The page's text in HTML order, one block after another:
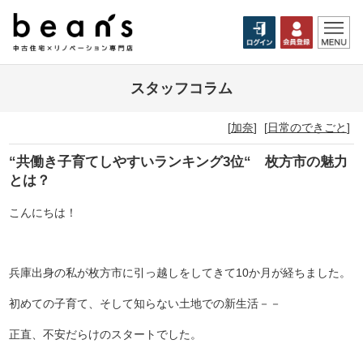
スタッフコラム
[加奈] [日常のできごと]
“共働き子育てしやすいランキング3位“ 枚方市の魅力
とは？
こんにちは！
兵庫出身の私が枚方市に引っ越しをしてきて10か月が経ちました。
初めての子育て、そして知らない土地での新生活－－
正直、不安だらけのスタートでした。